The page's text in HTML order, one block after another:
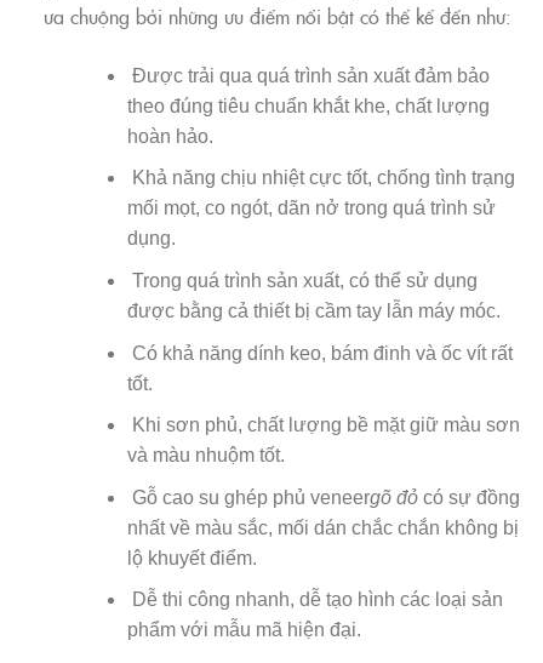
ưa chuộng bởi những ưu điểm nổi bật có thể kể đến như:
Được trải qua quá trình sản xuất đảm bảo
theo đúng tiêu chuẩn khắt khe, chất lượng
hoàn hảo.
Khả năng chịu nhiệt cực tốt, chống tình trạng
mối mọt, co ngót, dãn nở trong quá trình sử
dụng.
Trong quá trình sản xuất, có thể sử dụng
được bằng cả thiết bị cầm tay lẫn máy móc.
Có khả năng dính keo, bám đinh và ốc vít rất
tốt.
Khi sơn phủ, chất lượng bề mặt giữ màu sơn
và màu nhuộm tốt.
Gỗ cao su ghép phủ veneergõ đỏcó sự đồng
nhất về màu sắc, mối dán chắc chắn không bị
lộ khuyết điểm.
Dễ thi công nhanh, dễ tạo hình các loại sản
phẩm với mẫu mã hiện đại.